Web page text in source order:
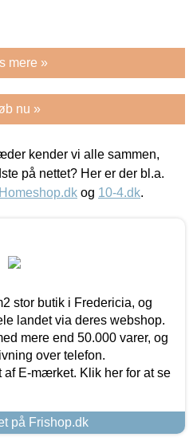
mere »
nu »
kender vi alle sammen,
på nettet? Her er der bl.a.
Homeshop.dk og 10-4.dk.
stor butik i Fredericia, og
landet via deres webshop.
mere end 50.000 varer, og
over telefon.
E-mærket. Klik her for at se
på Frishop.dk